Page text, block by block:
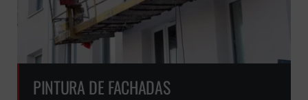
PINTURA DE FACHADAS